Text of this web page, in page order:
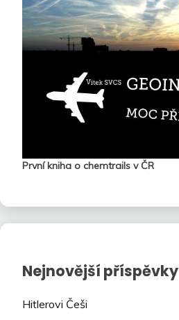
První kniha o chemtrails v ČR
Nejnovější příspěvky
Hitlerovi Češi